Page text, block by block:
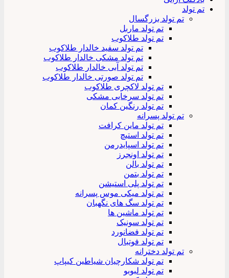
تم تولد
تم تولد بزرگسال
تم تولد ماربل
تم تولد طلاکوب
تم تولد سفید خالدار طلاکوب
تم تولد مشکی خالدار طلاکوب
تم تولد آبی خالدار طلاکوب
تم تولد صورتی خالدار طلاکوب
تم تولد لاکچری طلاکوب
تم تولد سرخابی مشکی
تم تولد رنگین کمان
تم تولد پسرانه
تم تولد ماین کرافت
تم تولد استیچ
تم تولد اسپایدرمن
تم تولد اونجرز
تم تولد بالن
تم تولد بتمن
تم تولد پلی استیشن
تم تولد میکی موس پسرانه
تم تولد سگ های نگهبان
تم تولد ماشین ها
تم تولد سونیک
تم تولد فضانورد
تم تولد فوتبال
تم تولد دخترانه
تم تولد شکارچیان شیاطین کیپاپ
تم تولد لبوبو